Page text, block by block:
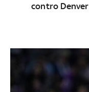
contro Denver